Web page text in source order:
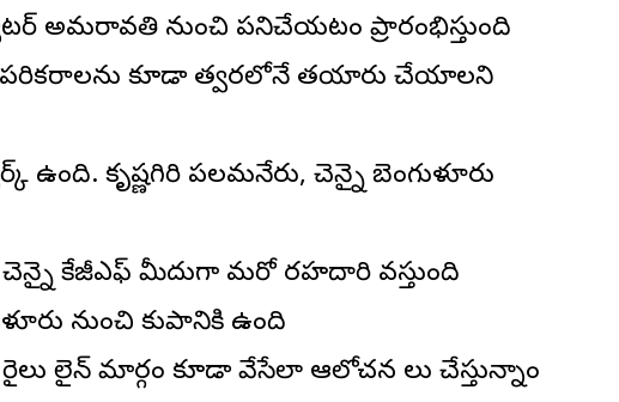
అమరావతి నుంచి పనిచేయటం ప్రారంభిస్తుంది
పరికరాలను కూడా త్వరలోనే తయారు చేయాలని
ఉంది. కృష్ణగిరి పలమనేరు, చెన్నై బెంగుళూరు
చెన్నై కేజీఎఫ్ మీదుగా మరో రహదారి వస్తుంది
నుంచి కుప్పానికి ఉంది
రైలు లైన్ మార్గం కూడా వేసేలా ఆలోచన లు చేస్తున్నాం